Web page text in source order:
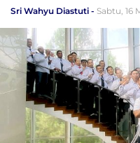
Sri Wahyu Diastuti Sabtu, 16